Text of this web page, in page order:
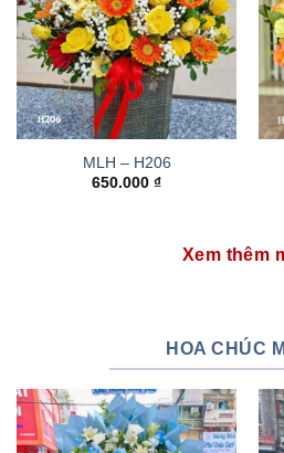
MLH – H206
650.000 ₫
Xem thêm
HOA CHÚC